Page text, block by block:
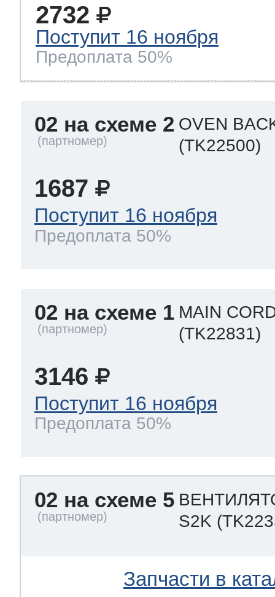
2732
Поступит 16 ноября
Предоплата 50%
02 на схеме 2 OVEN
(TK22500)
1687
Поступит 16 ноября
Предоплата 50%
02 на схеме 1 MAIN
(TK22831)
3146
Поступит 16 ноября
Предоплата 50%
02 на схеме 5
S2K
Запчасти в